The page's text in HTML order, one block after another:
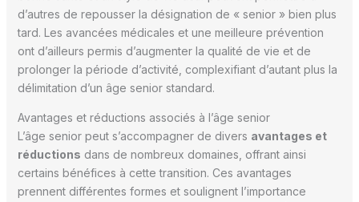
d’autres de repousser la désignation de « senior » bien plus
tard. Les avancées médicales et une meilleure prévention
ont d’ailleurs permis d’augmenter la qualité de vie et de
prolonger la période d’activité, complexifiant d’autant plus la
délimitation d’un âge senior standard.
Avantages et réductions associés à l’âge senior
L’âge senior peut s’accompagner de divers avantages et
réductions dans de nombreux domaines, offrant ainsi
certains bénéfices à cette transition. Ces avantages
prennent différentes formes et soulignent l’importance